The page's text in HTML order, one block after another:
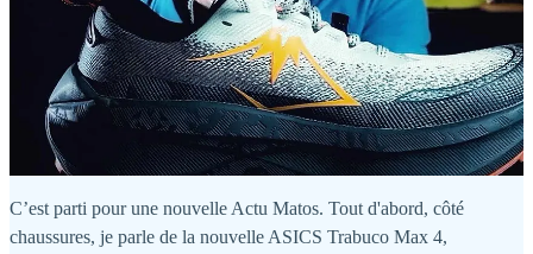
C’est parti pour une nouvelle Actu Matos. Tout d'abord, côté
chaussures, je parle de la nouvelle ASICS Trabuco Max 4,